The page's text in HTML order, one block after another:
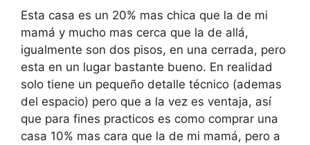
Esta casa es un 20% mas chica que la de mi
mamá y mucho mas cerca que la de allá,
igualmente son dos pisos, en una cerrada, pero
esta en un lugar bastante bueno. En realidad
solo tiene un pequeño detalle técnico (ademas
del espacio) pero que a la vez es ventaja, así
que para fines practicos es como comprar una
casa 10% mas cara que la de mi mamá, pero a